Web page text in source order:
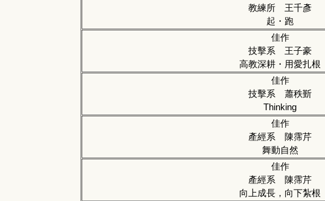
教練所 王千彥
起・跑
佳作
技擊系 王子豪
高教深耕・用愛扎根
佳作
技擊系 蕭秩斳
Thinking
佳作
產經系 陳霈芹
舞動自然
佳作
產經系 陳霈芹
向上成長，向下紮根